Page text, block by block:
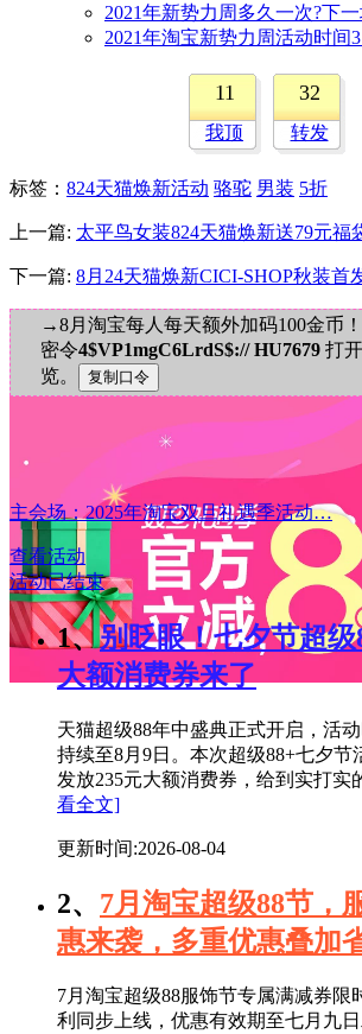
2021年新势力周多久一次?下
2021年淘宝新势力周活动时间3
11
我顶
32
转发
标签 ： 824天猫焕新活动 骆驼 男装 5折
上一篇: 太平鸟女装824天猫焕新送79元福
下一篇: 8月24天猫焕新CICI-SHOP秋装首
→8月淘宝每人每天额外加码100金币
密令4$VP1mgC6LrdS$:// HU7679 打
览。
主会场：2025年淘宝双旦礼遇季活动…
查看活动
活动已结束
1、 别眨眼！七夕节超级
大额消费券来了
天猫超级88年中盛典正式开启，活
持续至8月9日。本次超级88+七夕节
发放235元大额消费券，给到实打实
看全文]
更新时间:2026-08-04
2、 7月淘宝超级88节，
惠来袭，多重优惠叠加
7月淘宝超级88服饰节专属满减券限
利同步上线，优惠有效期至七月九